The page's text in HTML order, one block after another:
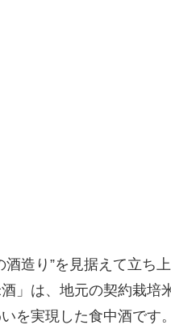
造り”を見据えて立ち
」は、地元の契約栽培
を実現した食中酒です